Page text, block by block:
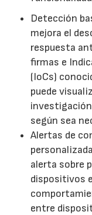
Detección
mejora el
respuesta
firmas e
(IoCs)
puede
según sea
Alertas de
alerta sobre
dispositivos
entre